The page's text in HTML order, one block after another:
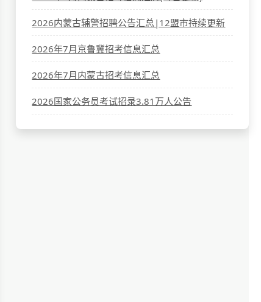
2026内蒙古辅警招聘公告汇总|12盟市持续更新
2026年7月京鲁冀招考信息汇总
2026年7月内蒙古招考信息汇总
2026国家公务员考试招录3.81万人公告